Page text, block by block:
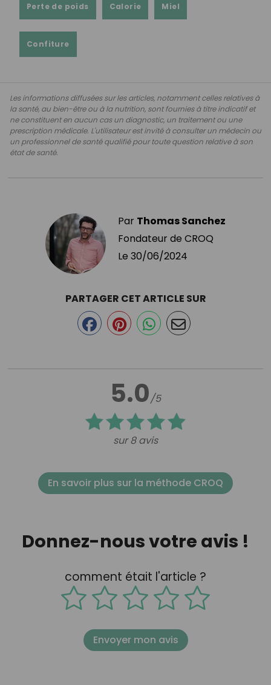
Perte de poids Calorie Miel
Confiture
Les informations diffusées sur les articles, notamment celles relatives à
la santé, au bien-être ou à la nutrition, sont fournies à titre indicatif et
ne constituent en aucun cas un diagnostic, un traitement ou une
prescription médicale. L'utilisateur est invité à consulter un médecin ou
un professionnel de santé qualifié pour toute question relative à son
état de santé.
Par Thomas Sanchez
Fondateur de CROQ
Le 30/06/2024
5.0/5
sur 8 avis
PARTAGER CET ARTICLE SUR
En savoir plus sur la méthode CROQ
Donnez-nous votre avis !
comment était l'article ?
Envoyer mon avis